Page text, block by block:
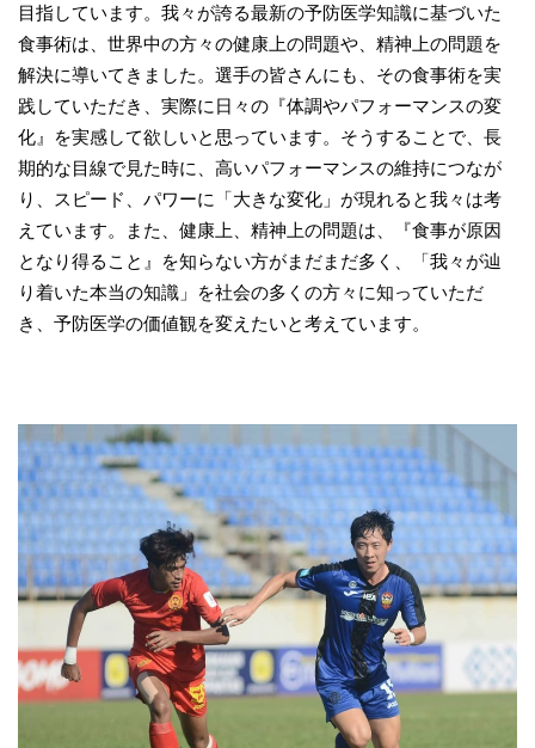
目指しています。我々が誇る最新の予防医学知識に基づいた
食事術は、世界中の方々の健康上の問題や、精神上の問題を
解決に導いてきました。選手の皆さんにも、その食事術を実
践していただき、実際に日々の『体調やパフォーマンスの変
化』を実感して欲しいと思っています。そうすることで、長
期的な目線で見た時に、高いパフォーマンスの維持につなが
り、スピード、パワーに「大きな変化」が現れると我々は考
えています。また、健康上、精神上の問題は、『食事が原因
となり得ること』を知らない方がまだまだ多く、「我々が辿
り着いた本当の知識」を社会の多くの方々に知っていただ
き、予防医学の価値観を変えたいと考えています。